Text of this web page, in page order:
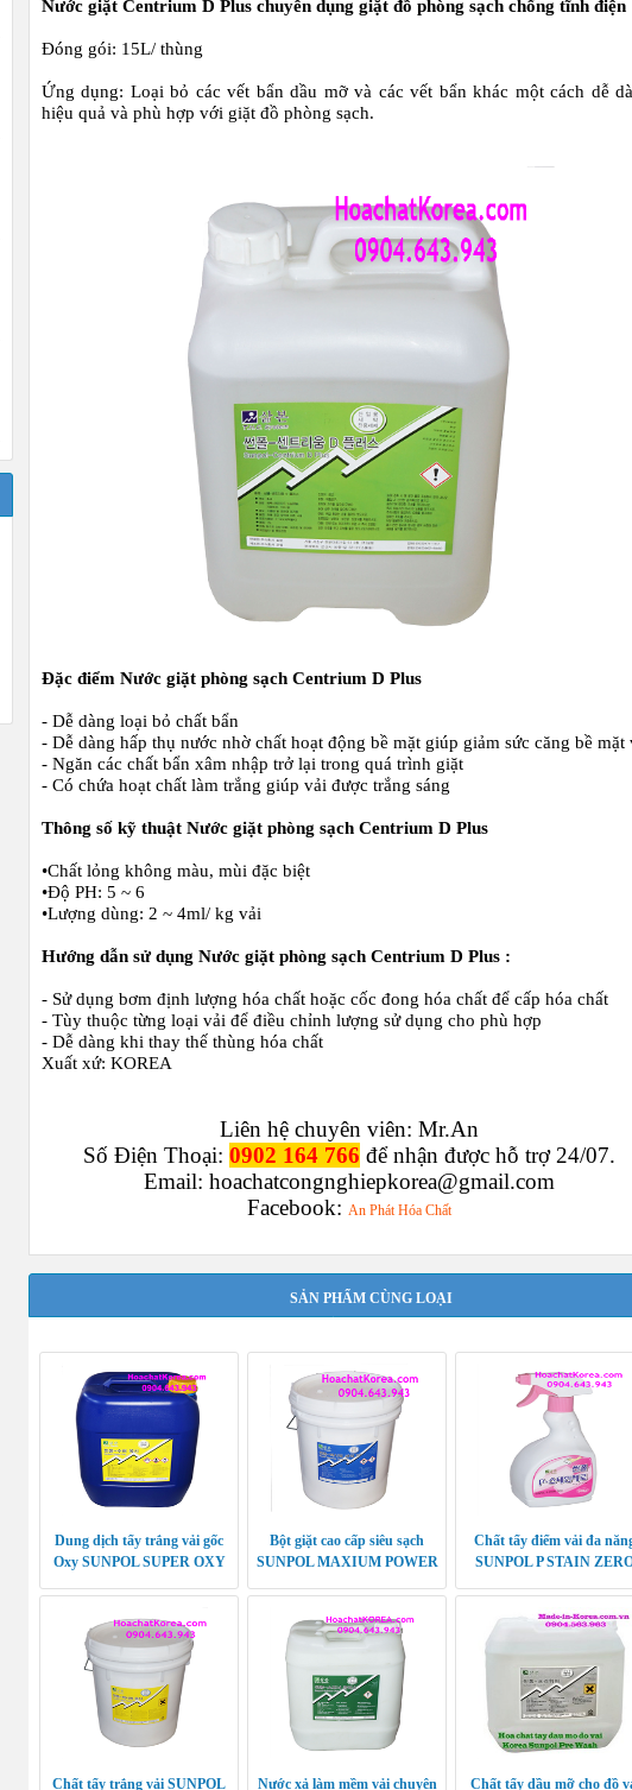
Nước giặt Centrium D Plus chuyên dụng giặt đồ phòng sạch chống tĩnh điện
Đóng gói: 15L/ thùng
Ứng dụng: Loại bỏ các vết bẩn dầu mỡ và các vết bẩn khác một cách dễ
hiệu quả và phù hợp với giặt đồ phòng sạch.
Đặc điểm Nước giặt phòng sạch Centrium D Plus
- Dễ dàng loại bỏ chất bẩn
- Dễ dàng hấp thụ nước nhờ chất hoạt động bề mặt giúp giảm sức căng bề mặt
- Ngăn các chất bẩn xâm nhập trở lại trong quá trình giặt
- Có chứa hoạt chất làm trắng giúp vải được trắng sáng
Thông số kỹ thuật Nước giặt phòng sạch Centrium D Plus
•Chất lỏng không màu, mùi đặc biệt
•Độ PH: 5 ~ 6
•Lượng dùng: 2 ~ 4ml/ kg vải
Hướng dẫn sử dụng Nước giặt phòng sạch Centrium D Plus :
- Sử dụng bơm định lượng hóa chất hoặc cốc đong hóa chất để cấp hóa chất
- Tùy thuộc từng loại vải để điều chỉnh lượng sử dụng cho phù hợp
- Dễ dàng khi thay thế thùng hóa chất
Xuất xứ: KOREA
Liên hệ chuyên viên: Mr.An
Số Điện Thoại: 0902 164 766 để nhận được hỗ trợ 24/07.
Email: hoachatcongnghiepkorea@gmail.com
Facebook: An Phát Hóa Chất
SẢN PHẨM CÙNG LOẠI
Dung dịch tẩy trắng vải gốc
Oxy SUNPOL SUPER OXY
Bột giặt cao cấp siêu sạch
SUNPOL MAXIUM POWER
Chất tẩy điểm vải đa
SUNPOL P STAIN
Chất tẩy trắng vải SUNPOL
Nước xả làm mềm vải chuyên
Chất tẩy dầu mỡ cho đồ